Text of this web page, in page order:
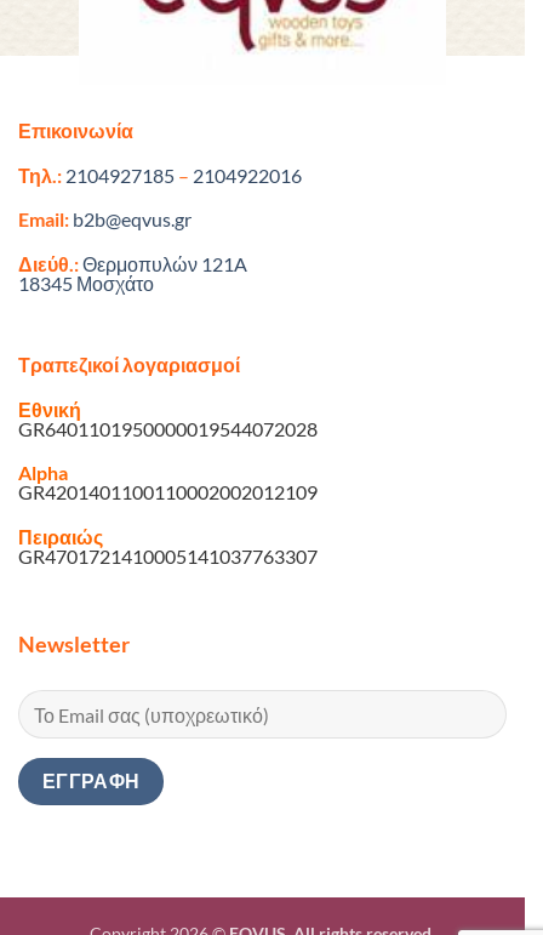
Επικοινωνία
Τηλ.: 2104927185 – 2104922016
Email: b2b@eqvus.gr
Διεύθ.:Θερμοπυλών 121A
18345 Μοσχάτο
Τραπεζικοί λογαριασμοί
Εθνική
GR6401101950000019544072028
Alpha
GR4201401100110002002012109
Πειραιώς
GR4701721410005141037763307
Newsletter